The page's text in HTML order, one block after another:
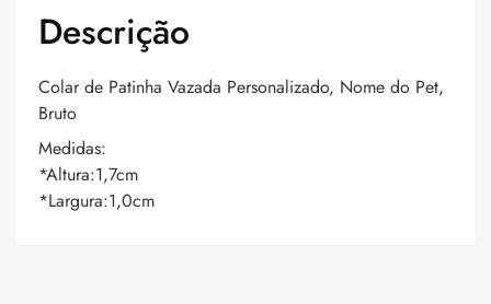
Descrição
Colar de Patinha Vazada Personalizado, Nome do Pet,
Bruto
Medidas:
*Altura:1,7cm
*Largura:1,0cm